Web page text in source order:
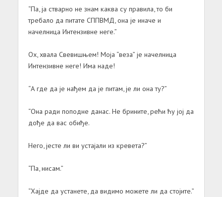
“Па, ја стварно не знам каква су правила, то би
требало да питате СППВМД, она је иначе и
начелница Интензивне неге.”
Ох, хвала Свевишњем! Моја “веза” је начелница
Интензивне неге! Има наде!
“А где да је нађем да је питам, је ли она ту?”
“Она ради поподне данас. Не брините, рећи ћу јој да
дође да вас обиђе.
Него, јесте ли ви устајали из кревета?”
“Па, нисам.”
“Хајде да устанете, да видимо можете ли да стојите.”